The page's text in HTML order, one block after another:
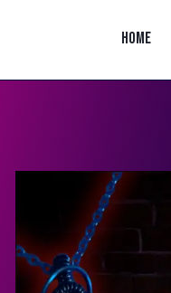
HOME